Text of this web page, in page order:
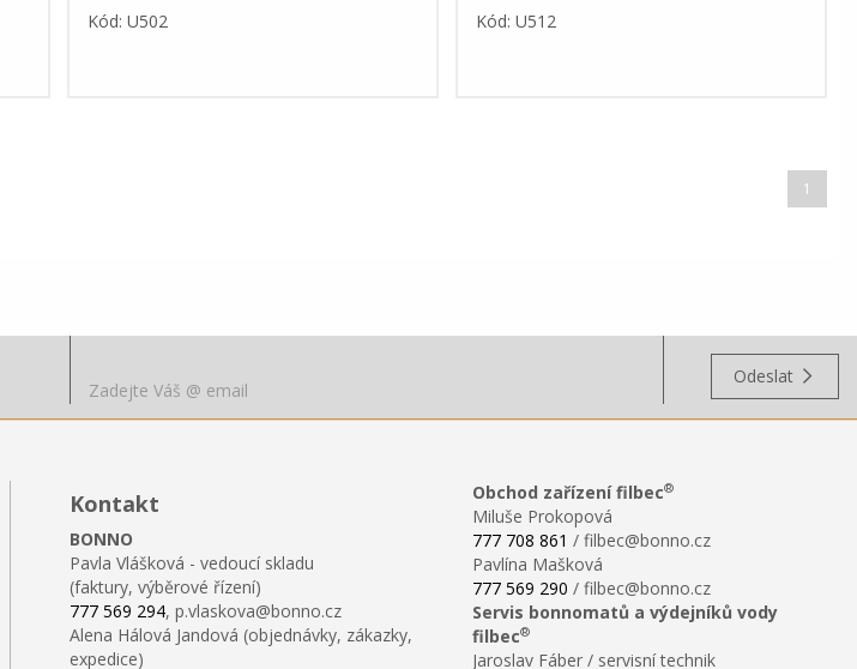
Kód: U502 Kód: U512
1
Odeslat
Kontakt
BONNO
Pavla Vlášková - vedoucí skladu
(faktury, výběrové řízení)
777 569 294, p.vlaskova@bonno.cz
Alena Hálová Jandová (objednávky, zákazky,
expedice)
Obchod zařízení filbec®
Miluše Prokopová
777 708 861 / filbec@bonno.cz
Pavlína Mašková
777 569 290 / filbec@bonno.cz
Servis bonnomatů a výdejníků vody
filbec®
Jaroslav Fáber / servisní technik